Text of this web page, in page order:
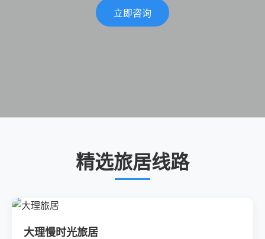
立即咨询
精选旅居线路
大理慢时光旅居